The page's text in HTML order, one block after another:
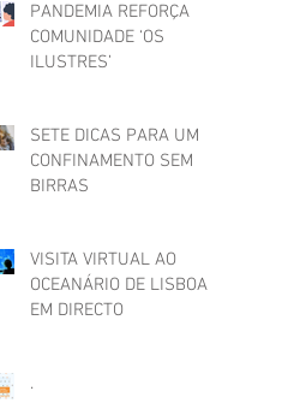
PANDEMIA REFORÇA
COMUNIDADE ‘OS
ILUSTRES’
SETE DICAS PARA UM
CONFINAMENTO SEM
BIRRAS
VISITA VIRTUAL AO
OCEANÁRIO DE LISBOA
EM DIRECTO
.